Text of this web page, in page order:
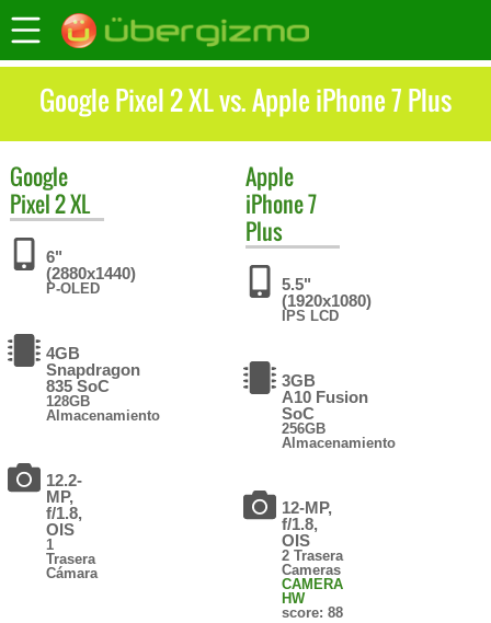
Google Pixel 2 XL vs. Apple iPhone 7 Plus
Google
Pixel 2 XL
6"
(2880x1440)
P-OLED
4GB
Snapdragon
835 SoC
128GB
Almacenamiento
12.2-
MP,
f/1.8,
OIS
1
Trasera
Cámara
Apple
iPhone 7
Plus
5.5"
(1920x1080)
IPS LCD
3GB
A10 Fusion
SoC
256GB
Almacenamiento
12-MP,
f/1.8,
OIS
2 Trasera
Cameras
CAMERA
HW
score: 88